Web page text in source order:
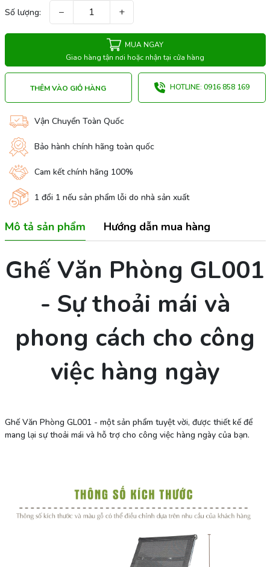
Số lượng: − +
MUA NGAY
Giao hàng tận nơi hoặc nhận tại cửa hàng
THÊM VÀO GIỎ HÀNG HOTLINE: 0916 858 169
Vận Chuyển Toàn Quốc
Bảo hành chính hãng toàn quốc
Cam kết chính hãng 100%
1 đổi 1 nếu sản phẩm lỗi do nhà sản xuất
Mô tả sản phẩm Hướng dẫn mua hàng
Ghế Văn Phòng GL001
- Sự thoải mái và
phong cách cho công
việc hàng ngày
Ghế Văn Phòng GL001 - một sản phẩm tuyệt vời, được thiết kế để
mang lại sự thoải mái và hỗ trợ cho công việc hàng ngày của bạn.